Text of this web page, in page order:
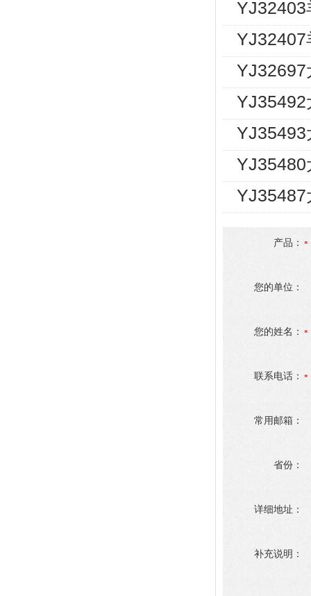
YJ32403
YJ32407
YJ32697
YJ35492
YJ35493
YJ35480
YJ35487
产品：
您的单位：
您的姓名：
联系电话：
常用邮箱：
省份：
详细地址：
补充说明：